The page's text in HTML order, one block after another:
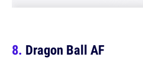
Dragon Ball AF